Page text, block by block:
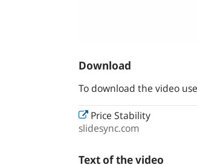
Download
To download the video
Price Stability
slidesync.com
Text of the video